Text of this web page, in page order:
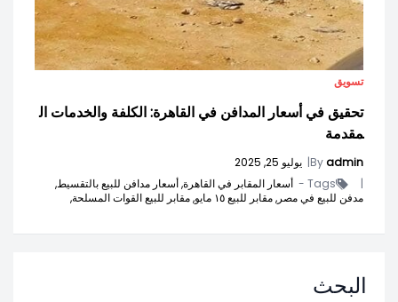
تسويق
تحقيق في أسعار المدافن في القاهرة: الكلفة والخدمات ال
مقدمة
Byadmin
| يوليو 25, 2025
|
Tags - أسعار المقابر في القاهرة,أسعار مدافن للبيع بالتقسيط,
مدفن للبيع في مصر,مقابر للبيع ١٥ مايو, مقابر للبيع القوات المسلحة,
البحث